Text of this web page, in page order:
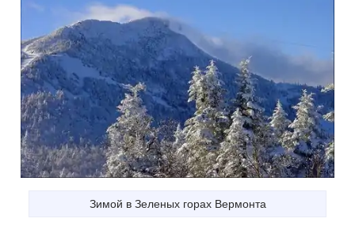
Зимой в Зеленых горах Вермонта